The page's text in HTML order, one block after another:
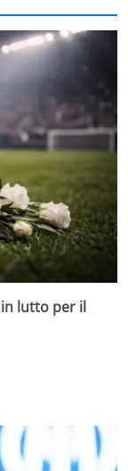
lutto per il